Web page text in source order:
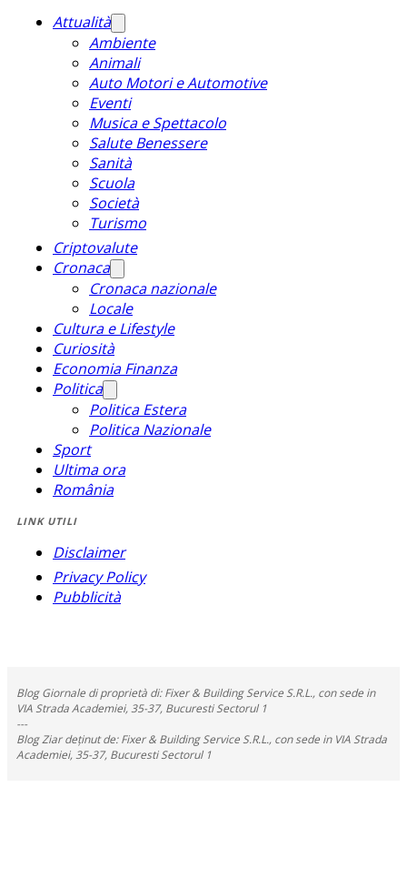
Attualità
Ambiente
Animali
Auto Motori e Automotive
Eventi
Musica e Spettacolo
Salute Benessere
Sanità
Scuola
Società
Turismo
Criptovalute
Cronaca
Cronaca nazionale
Locale
Cultura e Lifestyle
Curiosità
Economia Finanza
Politica
Politica Estera
Politica Nazionale
Sport
Ultima ora
România
LINK UTILI
Disclaimer
Privacy Policy
Pubblicità
Blog Giornale di proprietà di: Fixer & Building Service S.R.L., con sede in
VIA Strada Academiei, 35-37, Bucuresti Sectorul 1
---
Blog Ziar deținut de: Fixer & Building Service S.R.L., con sede in VIA Strada
Academiei, 35-37, Bucuresti Sectorul 1